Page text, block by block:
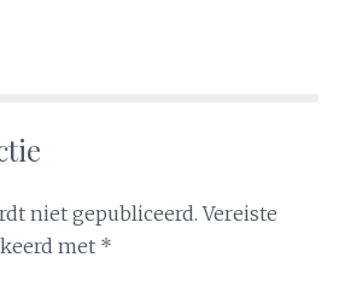
niet gepubliceerd. Vereiste
met *